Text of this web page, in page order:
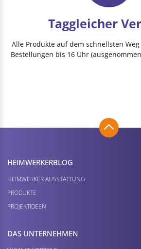
Taggleicher
Alle Produkte auf dem schnellsten
Bestellungen bis 16 Uhr
HEIMWERKER­BLOG
HEIMWERKER AUSSTATTUNG
PRODUKTE
PROJEKTIDEEN
DAS UNTERNEHMEN